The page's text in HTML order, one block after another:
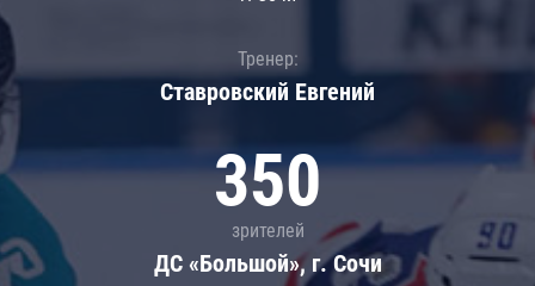
Тренер:
Ставровский Евгений
350
зрителей
ДС «Большой», г. Сочи